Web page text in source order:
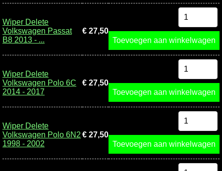
Wiper Delete
Volkswagen Passat
B8 2013 - ...
€ 27,50
Toevoegen aan winkelwagen
Wiper Delete
Volkswagen Polo 6C
2014 - 2017
€ 27,50
Toevoegen aan winkelwagen
Wiper Delete
Volkswagen Polo 6N2
1998 - 2002
€ 27,50
Toevoegen aan winkelwagen